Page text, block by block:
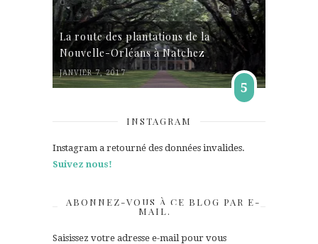
La route des plantations de la
Nouvelle-Orléans à Natchez
JANVIER 7, 2017
5
INSTAGRAM
Instagram a retourné des données invalides.
Suivez nous!
ABONNEZ-VOUS À CE BLOG PAR E-
MAIL.
Saisissez votre adresse e-mail pour vous